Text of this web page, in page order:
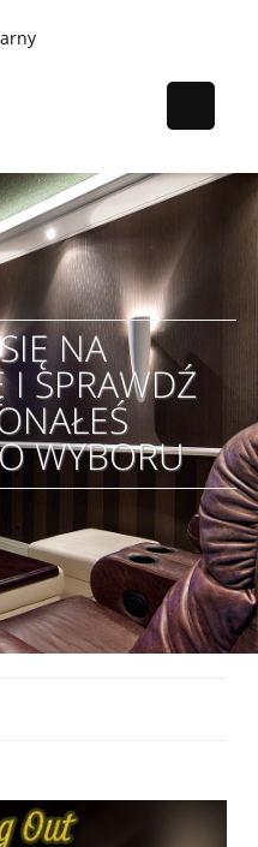
NA
I SPRAWDŹ
WYBORU